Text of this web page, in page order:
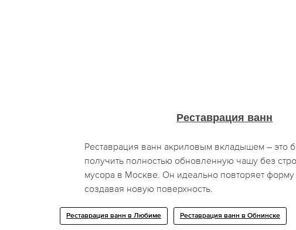
Реставрация ванн
Реставрация ванн акриловым вкладышем – это
получить полностью обновленную чашу без
мусора в Москве. Он идеально повторяет форму
создавая новую поверхность.
Реставрация ванн в Любиме Реставрация ванн в Обнинске